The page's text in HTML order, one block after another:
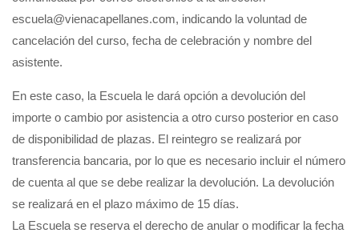
escuela@vienacapellanes.com, indicando la voluntad de
cancelación del curso, fecha de celebración y nombre del
asistente.
En este caso, la Escuela le dará opción a devolución del
importe o cambio por asistencia a otro curso posterior en caso
de disponibilidad de plazas. El reintegro se realizará por
transferencia bancaria, por lo que es necesario incluir el número
de cuenta al que se debe realizar la devolución. La devolución
se realizará en el plazo máximo de 15 días.
La Escuela se reserva el derecho de anular o modificar la fecha